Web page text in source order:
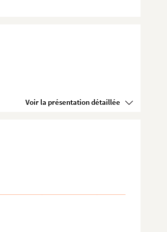
Voir la présentation détaillée